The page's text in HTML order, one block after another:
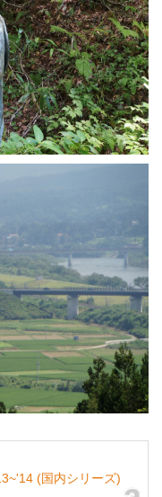
(国内シリーズ)